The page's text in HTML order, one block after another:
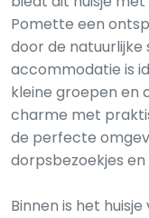
Pomette een
door de natuurlijke
accommodatie is
kleine groepen en
charme met
de perfecte
dorpsbezoekjes
Binnen is het